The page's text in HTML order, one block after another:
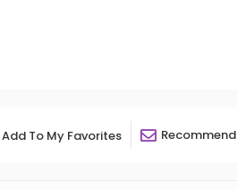
Add To My Favorites Recommend